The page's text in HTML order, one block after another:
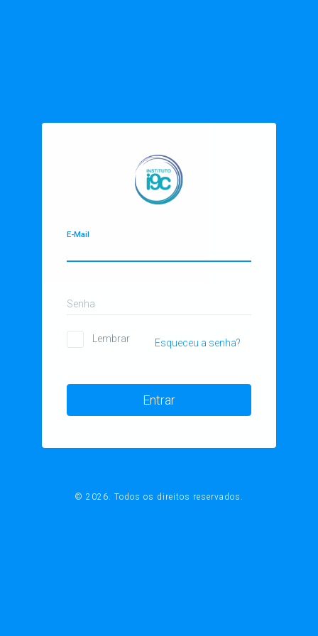
E-Mail
Senha
Lembrar Esqueceu a senha?
Entrar
© 2026. Todos os direitos reservados.